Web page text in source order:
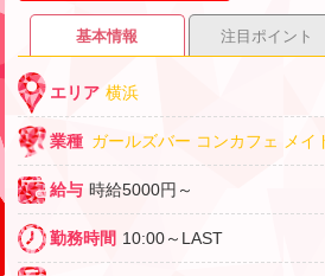
基本情報 注目ポイント
エリア 横浜
業種 ガールズバー コンカフェ メイ
給与 時給5000円～
勤務時間 10:00～LAST